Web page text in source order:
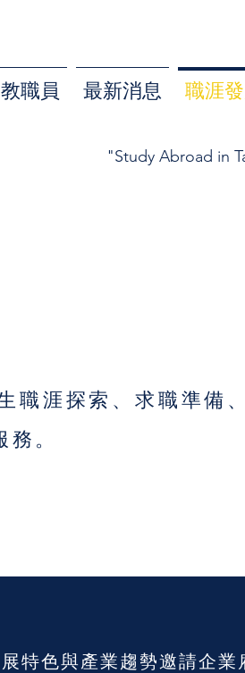
教職員 最新消息 職涯
"Study Abroad in
職涯探索、求職準備
。
特色與產業趨勢邀請企